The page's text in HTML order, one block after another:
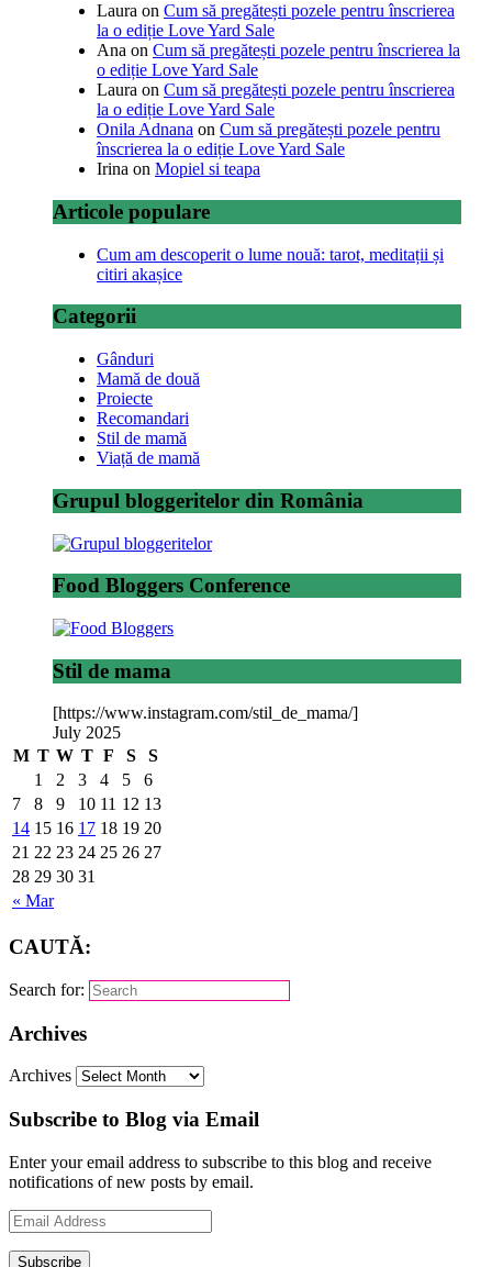
Laura on Cum să pregătești pozele pentru înscrierea
la o ediție Love Yard Sale
Ana on Cum să pregătești pozele pentru înscrierea la
o ediție Love Yard Sale
Laura on Cum să pregătești pozele pentru înscrierea
la o ediție Love Yard Sale
Onila Adnana on Cum să pregătești pozele pentru
înscrierea la o ediție Love Yard Sale
Irina on Mopiel si teapa
Articole populare
Cum am descoperit o lume nouă: tarot, meditații și
citiri akașice
Categorii
Gânduri
Mamă de două
Proiecte
Recomandari
Stil de mamă
Viață de mamă
Grupul bloggeritelor din România
Food Bloggers Conference
Stil de mama
[https://www.instagram.com/stil_de_mama/]
July 2025
M T W T F S S
« Mar
1 2 3 4 5
6
7
8 9 10 11 12 13
14 15 16 17 18 19 20
21 22 23 24 25 26 27
28 29 30 31
CAUTĂ:
Search for:
Archives
Archives
Subscribe to Blog via Email
Enter your email address to subscribe to this blog and receive
notifications of new posts by email.
Email
Address